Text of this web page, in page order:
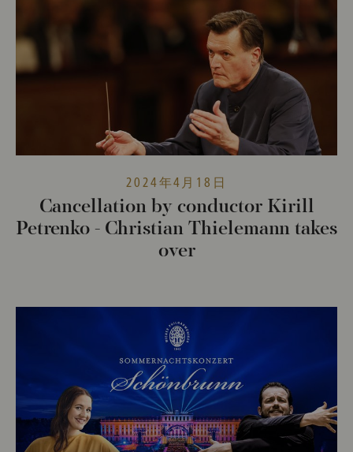
2024年4月18日
Cancellation by conductor Kirill
Petrenko - Christian Thielemann takes
over